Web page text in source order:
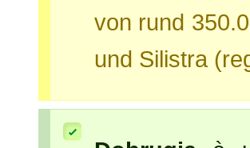
von rund
und Silistra